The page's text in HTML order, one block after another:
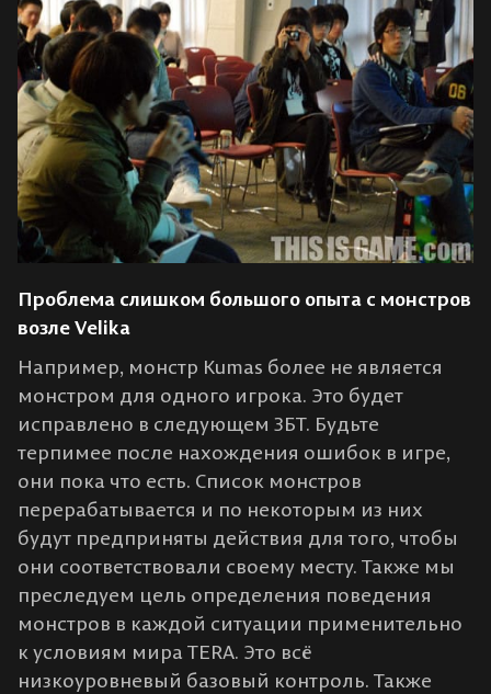
Проблема слишком большого опыта с монстров
возле Velika
Например, монстр Kumas более не является
монстром для одного игрока. Это будет
исправлено в следующем ЗБТ. Будьте
терпимее после нахождения ошибок в игре,
они пока что есть. Список монстров
перерабатывается и по некоторым из них
будут предприняты действия для того, чтобы
они соответствовали своему месту. Также мы
преследуем цель определения поведения
монстров в каждой ситуации применительно
к условиям мира TERA. Это всё
низкоуровневый базовый контроль. Также